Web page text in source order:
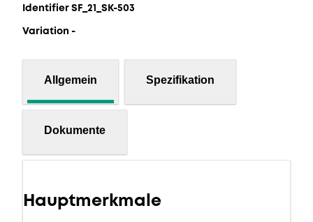
Identifier SF_21_SK-503
Variation -
Allgemein Spezifikation
Dokumente
Hauptmerkmale